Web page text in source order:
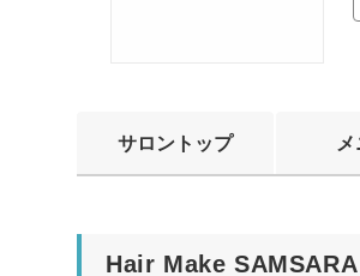
サロントップ
Hair Make